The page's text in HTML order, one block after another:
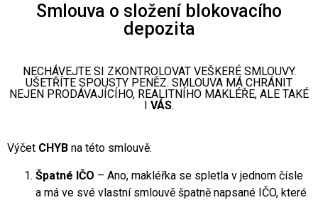
Smlouva o složení blokovacího
depozita
NECHÁVEJTE SI ZKONTROLOVAT VEŠKERÉ SMLOUVY.
UŠETŘÍTE SPOUSTY PENĚZ. SMLOUVA MÁ CHRÁNIT
NEJEN PRODÁVAJÍCÍHO, REALITNÍHO MAKLÉŘE, ALE TAKÉ
VÁS.
Výčet CHYB na této smlouvě:
Špatné IČO – Ano, makléřka se spletla v jednom čísle
a má ve své vlastní smlouvě špatně napsané IČO, které